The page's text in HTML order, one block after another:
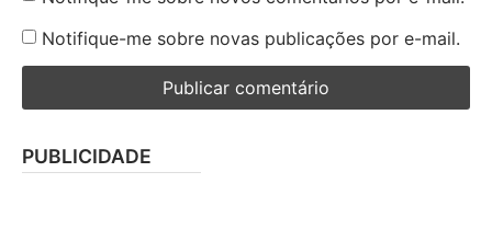
Notifique-me sobre novas publicações por e-mail.
PUBLICIDADE